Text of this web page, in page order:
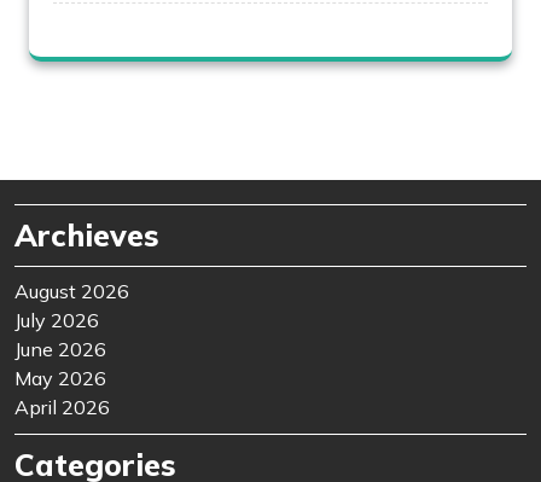
Archieves
August 2026
July 2026
June 2026
May 2026
April 2026
Categories